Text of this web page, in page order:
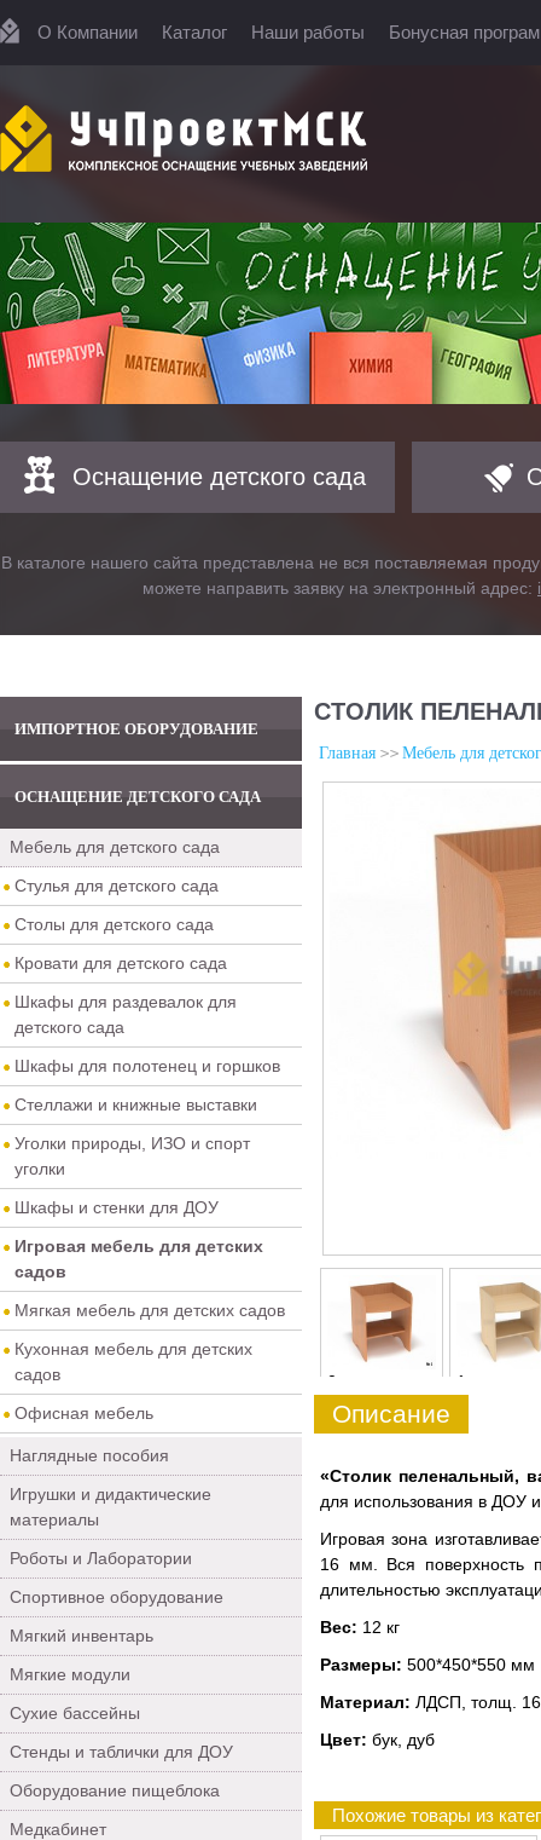
О Компании Каталог Наши работы Бонусная
Оснащение детского сада
В каталоге нашего сайта представлена не вся поставляемая
можете направить заявку на электронный адрес:
ИМПОРТНОЕ ОБОРУДОВАНИЕ
ОСНАЩЕНИЕ ДЕТСКОГО САДА
Мебель для детского сада
Стулья для детского сада
Столы для детского сада
Кровати для детского сада
Шкафы для раздевалок для
детского сада
Шкафы для полотенец и горшков
Стеллажи и книжные выставки
Уголки природы, ИЗО и спорт
уголки
Шкафы и стенки для ДОУ
Игровая мебель для детских
садов
Мягкая мебель для детских садов
Кухонная мебель для детских
садов
Офисная мебель
Наглядные пособия
Игрушки и дидактические
материалы
Роботы и Лаборатории
Спортивное оборудование
Мягкий инвентарь
Мягкие модули
Сухие бассейны
Стенды и таблички для ДОУ
Оборудование пищеблока
Медкабинет
СТОЛИК
Главная Мебель для
0 1
Описание
«Столик пеленальный,
для использования в ДОУ
Игровая зона
16 мм. Вся поверхность
длительностью
Вес: 12 кг
Размеры: 500*450*550 мм
Материал: ЛДСП, толщ.
Цвет: бук, дуб
Похожие товары из